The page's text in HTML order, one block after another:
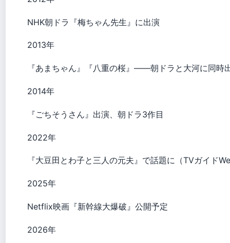
NHK朝ドラ『梅ちゃん先生』に出演
2013年
『あまちゃん』『八重の桜』——朝ドラと大河に同時
2014年
『ごちそうさん』出演、朝ドラ3作目
2022年
『大豆田とわ子と三人の元夫』で話題に（TVガイド
2025年
Netflix映画『新幹線大爆破』公開予定
2026年